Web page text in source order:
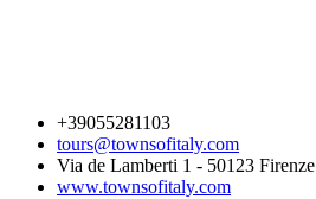
+39055281103
tours@townsofitaly.com
Via de Lamberti 1 - 50123 Firenze
www.townsofitaly.com